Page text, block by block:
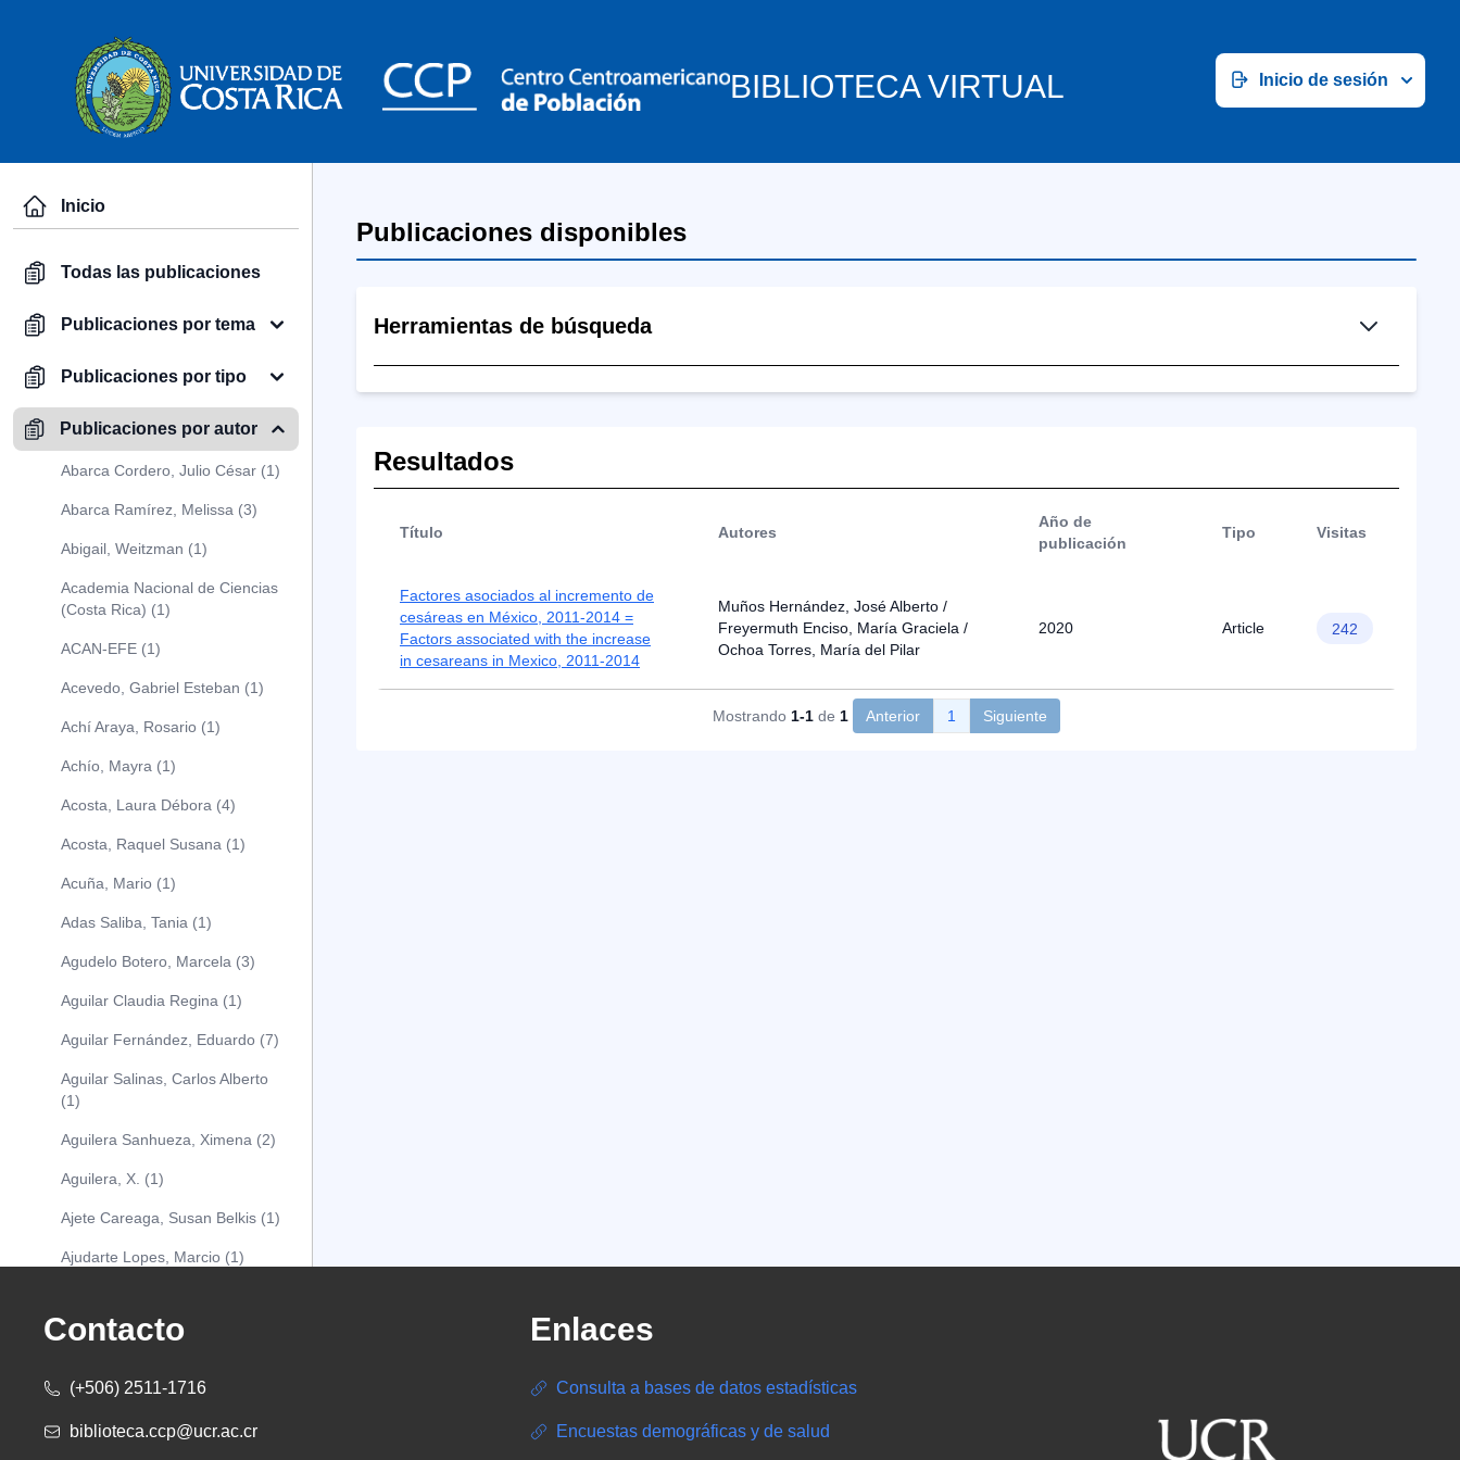
BIBLIOTECA VIRTUAL Inicio de sesión
Inicio
Todas las publicaciones
Publicaciones por tema
Publicaciones por tipo
Publicaciones por autor
Abarca Cordero, Julio César (1)
Abarca Ramírez, Melissa (3)
Abigail, Weitzman (1)
Academia Nacional de Ciencias
(Costa Rica) (1)
ACAN-EFE (1)
Acevedo, Gabriel Esteban (1)
Achí Araya, Rosario (1)
Achío, Mayra (1)
Acosta, Laura Débora (4)
Acosta, Raquel Susana (1)
Acuña, Mario (1)
Adas Saliba, Tania (1)
Agudelo Botero, Marcela (3)
Aguilar Claudia Regina (1)
Aguilar Fernández, Eduardo (7)
Aguilar Salinas, Carlos Alberto
(1)
Aguilera Sanhueza, Ximena (2)
Aguilera, X. (1)
Ajete Careaga, Susan Belkis (1)
Ajudarte Lopes, Marcio (1)
(1)
Albareda Tiana (1)
Alcócer Alfaro, Diana (1)
Publicaciones disponibles
Herramientas de búsqueda
Resultados
Título Autores
Año de
publicación
Tipo Visitas
Factores asociados al incremento de
cesáreas en México, 2011-2014 =
Factors associated with the increase
in cesareans in Mexico, 2011-2014
Muños Hernández, José Alberto /
Freyermuth Enciso, María Graciela /
Ochoa Torres, María del Pilar
2020 Article 242
Mostrando 1-1 de 1 Anterior 1 Siguiente
Contacto
(+506) 2511-1716
biblioteca.ccp@ucr.ac.cr
Enlaces
Consulta a bases de datos estadísticas
Encuestas demográficas y de salud